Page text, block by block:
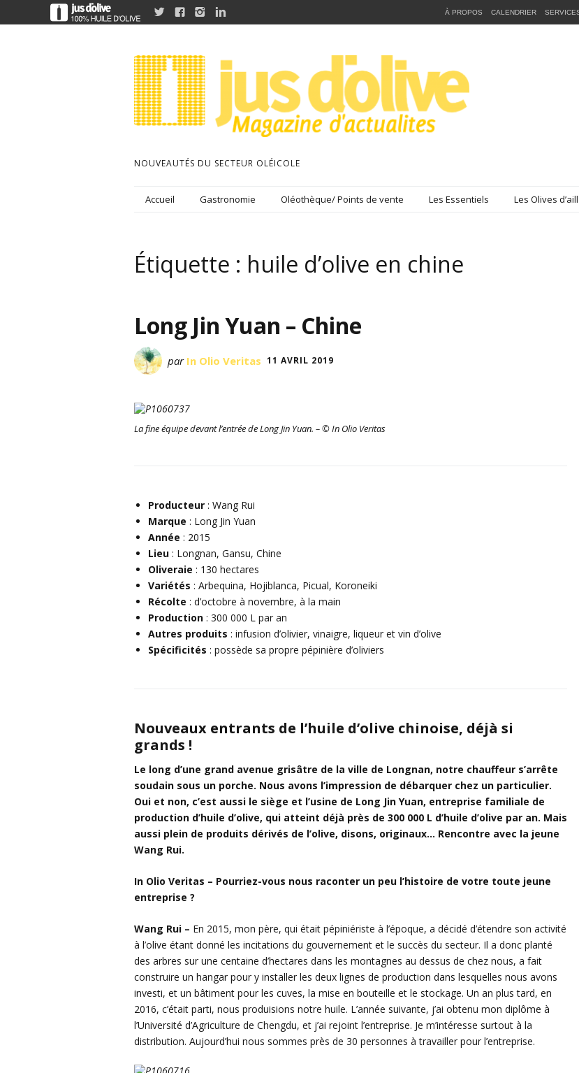
NOUVEAUTÉS DU SECTEUR OLÉICOLE
Accueil Gastronomie Oléothèque/ Points de vente Les Essentiels Les Olives
Étiquette : huile d’olive en chine
Long Jin Yuan – Chine
par In Olio Veritas 11 AVRIL 2019
La fine équipe devant l’entrée de Long Jin Yuan. – © In Olio Veritas
Producteur : Wang Rui
Marque : Long Jin Yuan
Année : 2015
Lieu : Longnan, Gansu, Chine
Oliveraie : 130 hectares
Variétés : Arbequina, Hojiblanca, Picual, Koroneiki
Récolte : d’octobre à novembre, à la main
Production : 300 000 L par an
Autres produits : infusion d’olivier, vinaigre, liqueur et vin d’olive
Spécificités : possède sa propre pépinière d’oliviers
Nouveaux entrants de l’huile d’olive chinoise, déjà si
grands !
Le long d’une grand avenue grisâtre de la ville de Longnan, notre chauffeur s’arrête
soudain sous un porche. Nous avons l’impression de débarquer chez un particulier.
Oui et non, c’est aussi le siège et l’usine de Long Jin Yuan, entreprise familiale de
production d’huile d’olive, qui atteint déjà près de 300 000 L d’huile d’olive par an. Mais
aussi plein de produits dérivés de l’olive, disons, originaux… Rencontre avec la jeune
Wang Rui.
In Olio Veritas – Pourriez-vous nous raconter un peu l’histoire de votre toute jeune
entreprise ?
Wang Rui – En 2015, mon père, qui était pépiniériste à l’époque, a décidé d’étendre son activité
à l’olive étant donné les incitations du gouvernement et le succès du secteur. Il a donc planté
des arbres sur une centaine d’hectares dans les montagnes au dessus de chez nous, a fait
construire un hangar pour y installer les deux lignes de production dans lesquelles nous avons
investi, et un bâtiment pour les cuves, la mise en bouteille et le stockage. Un an plus tard, en
2016, c’était parti, nous produisions notre huile. L’année suivante, j’ai obtenu mon diplôme à
l’Université d’Agriculture de Chengdu, et j’ai rejoint l’entreprise. Je m’intéresse surtout à la
distribution. Aujourd’hui nous sommes près de 30 personnes à travailler pour l’entreprise.
    À PROPOS CALENDRIER